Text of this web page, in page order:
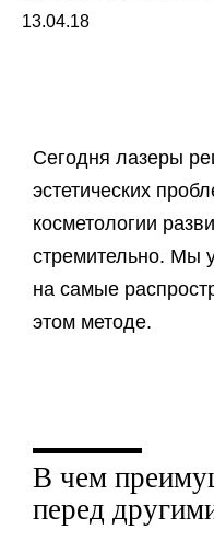
13.04.18
Сегодня лазеры
эстетических
косметологии
стремительно. Мы
на самые
этом методе.
В чем
перед